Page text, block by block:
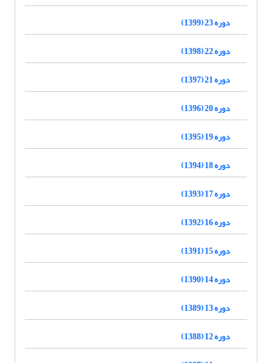
دوره 23 (1399)
دوره 22 (1398)
دوره 21 (1397)
دوره 20 (1396)
دوره 19 (1395)
دوره 18 (1394)
دوره 17 (1393)
دوره 16 (1392)
دوره 15 (1391)
دوره 14 (1390)
دوره 13 (1389)
دوره 12 (1388)